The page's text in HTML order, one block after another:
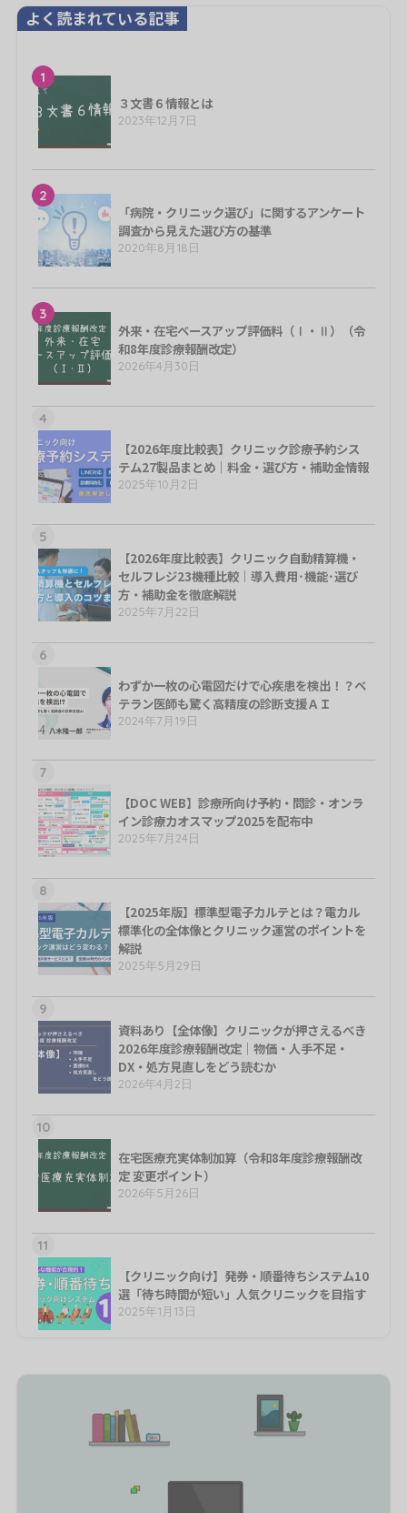
よく読まれている記事
1
３文書６情報とは
2023年12月7日
2
「病院・クリニック選び」に関するアンケート
調査から見えた選び方の基準
2020年8月18日
3
外来・在宅ベースアップ評価料（Ⅰ・Ⅱ）（令
和8年度診療報酬改定）
2026年4月30日
4
【2026年度比較表】クリニック診療予約シス
テム27製品まとめ｜料金・選び方・補助金情報
2025年10月2日
5
【2026年度比較表】クリニック自動精算機・
セルフレジ23機種比較｜導入費用･機能･選び
方・補助金を徹底解説
2025年7月22日
6
わずか一枚の心電図だけで心疾患を検出！？ベ
テラン医師も驚く高精度の診断支援ＡＩ
2024年7月19日
7
【DOC WEB】診療所向け予約・問診・オンラ
イン診療カオスマップ2025を配布中
2025年7月24日
8
【2025年版】標準型電子カルテとは？電カル
標準化の全体像とクリニック運営のポイントを
解説
2025年5月29日
9
資料あり【全体像】クリニックが押さえるべき
2026年度診療報酬改定｜物価・人手不足・
DX・処方見直しをどう読むか
2026年4月2日
10
在宅医療充実体制加算（令和8年度診療報酬改
定 変更ポイント）
2026年5月26日
11
【クリニック向け】発券・順番待ちシステム10
選「待ち時間が短い」人気クリニックを目指す
2025年1月13日